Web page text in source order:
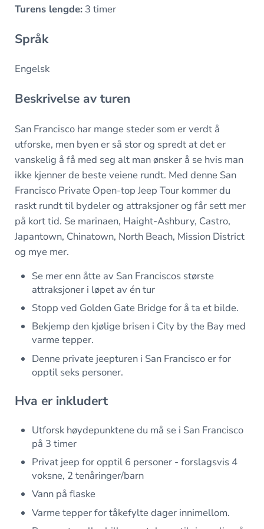
Turens lengde:3 timer
Språk
Engelsk
Beskrivelse av turen
San Francisco har mange steder som er verdt å
utforske, men byen er så stor og spredt at det er
vanskelig å få med seg alt man ønsker å se hvis man
ikke kjenner de beste veiene rundt. Med denne San
Francisco Private Open-top Jeep Tour kommer du
raskt rundt til bydeler og attraksjoner og får sett mer
på kort tid. Se marinaen, Haight-Ashbury, Castro,
Japantown, Chinatown, North Beach, Mission District
og mye mer.
Se mer enn åtte av San Franciscos største
attraksjoner i løpet av én tur
Stopp ved Golden Gate Bridge for å ta et bilde.
Bekjemp den kjølige brisen i City by the Bay med
varme tepper.
Denne private jeepturen i San Francisco er for
opptil seks personer.
Hva er inkludert
Utforsk høydepunktene du må se i San Francisco
på 3 timer
Privat jeep for opptil 6 personer - forslagsvis 4
voksne, 2 tenåringer/barn
Vann på flaske
Varme tepper for tåkefylte dager innimellom.